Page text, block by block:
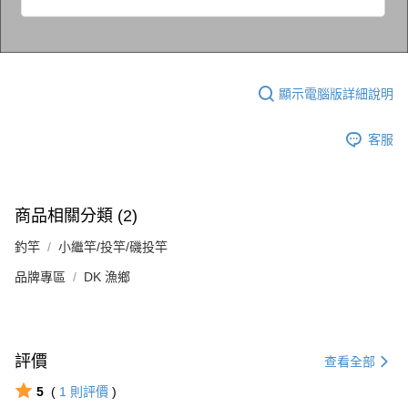
顯示電腦版詳細說明
客服
商品相關分類 (2)
釣竿 小繼竿/投竿/磯投竿
品牌專區 DK 漁鄉
評價 查看全部
5 ( 1 則評價 )